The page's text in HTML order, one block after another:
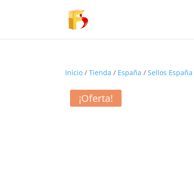
Inicio /Tienda / España /Sellos España
¡Oferta!